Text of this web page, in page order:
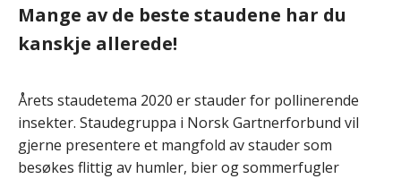
Mange av de beste staudene har du
kanskje allerede!
Årets staudetema 2020 er stauder for pollinerende
insekter. Staudegruppa i Norsk Gartnerforbund vil
gjerne presentere et mangfold av stauder som
besøkes flittig av humler, bier og sommerfugler